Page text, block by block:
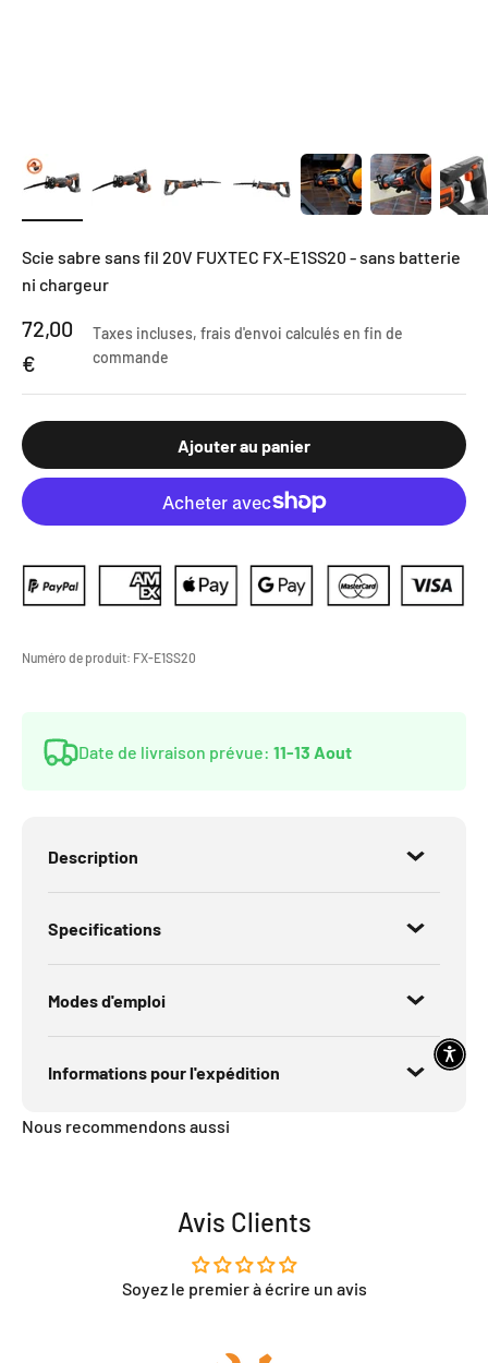
Scie sabre sans fil 20V FUXTEC FX-E1SS20 - sans batterie
ni chargeur
Prix de vente
72,00
€
Taxes incluses,frais d'envoi calculésen fin de
commande
Ajouter au panier
Numéro de produit: FX-E1SS20
Date de livraison prévue: 11-13 Aout
Description
Specifications
Modes d'emploi
Informations pour l'expédition
Nous recommendons aussi
Avis Clients
Soyez le premier à écrire un avis